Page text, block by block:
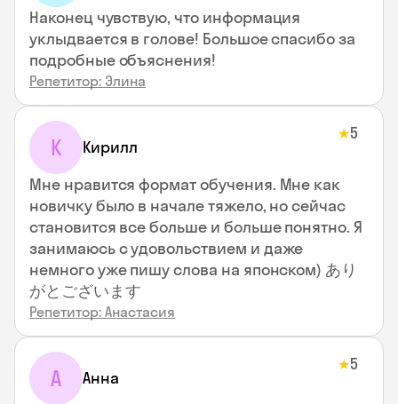
Наконец чувствую, что информация
уклыдвается в голове! Большое спасибо за
подробные объяснения!
Репетитор: Элина
К Кирилл
★5
Мне нравится формат обучения. Мне как
новичку было в начале тяжело, но сейчас
становится все больше и больше понятно. Я
занимаюсь с удовольствием и даже
немного уже пишу слова на японском) あり
がとございます
Репетитор: Анастасия
А Анна
★5